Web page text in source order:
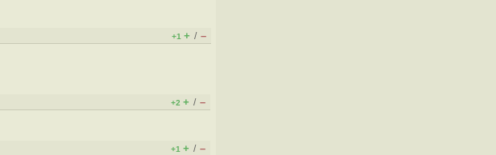
+1 + / –
+2 + / –
+1 + / –